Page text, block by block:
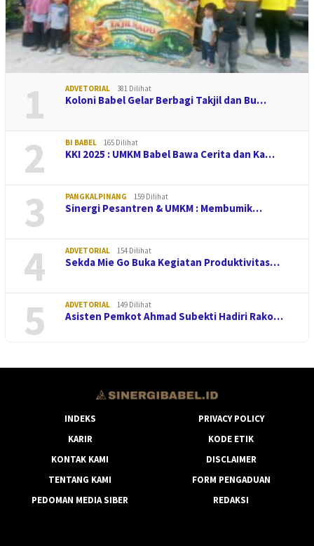
1 ADVETORIAL 381 Dilihat
Koloni Babel Gelar Berbagi Takjil dan Bu…
2 BI BABEL 165 Dilihat
KKI 2025 : UMKM Babel Bawa Cerita dan Ka…
3 PANGKALPINANG 159 Dilihat
Sinergi Pesantren & UMKM : Membumik…
4 ADVETORIAL 154 Dilihat
Sekda Mie Go Buka Kegiatan Produktivitas…
5 ADVETORIAL 149 Dilihat
Asisten Pemkot Ahmad Subekti Hadiri Rako…
INDEKS
PRIVACY POLICY
KARIR
KODE ETIK
KONTAK KAMI
DISCLAIMER
TENTANG KAMI
FORM PENGADUAN
PEDOMAN MEDIA SIBER
REDAKSI